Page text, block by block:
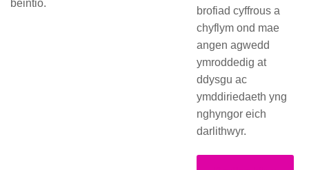
brofiad cyffrous a
chyflym ond mae
angen agwedd
ymroddedig at
ddysgu ac
ymddiriedaeth yng
nghyngor eich
darlithwyr.